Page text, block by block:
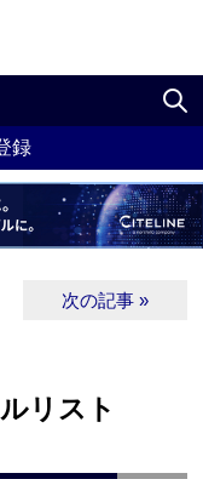
録
次の記事 »
ルリスト